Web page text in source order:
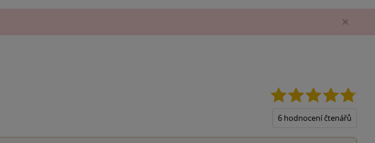
6 hodnocení čtenářů